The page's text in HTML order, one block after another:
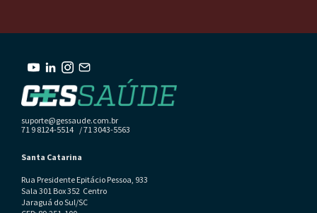
suporte@gessaude.com.br
71 9 8124-5514 / 71 3043-5563
Santa Catarina
Rua Presidente Epitácio Pessoa, 933
Sala 301 Box 352 Centro
Jaraguá do Sul/SC